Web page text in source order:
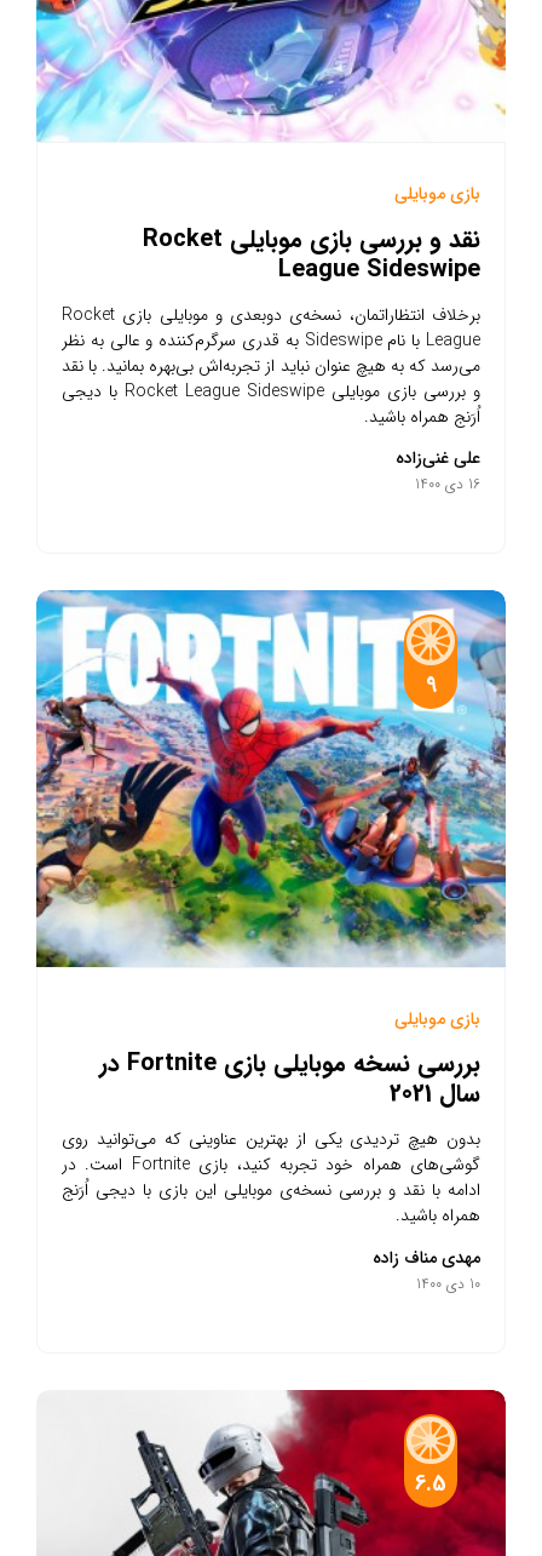
بازی موبایلی
نقد و بررسی بازی موبایلی Rocket
League Sideswipe
برخلاف انتظاراتمان، نسخه‌ی دوبعدی و موبایلی بازی Rocket
League با نام Sideswipe به قدری سرگرم‌کننده و عالی به نظر
می‌رسد که به هیچ عنوان نباید از تجربه‌اش بی‌بهره بمانید. با نقد
و بررسی بازی موبایلی Rocket League Sideswipe با دیجی
اُرَنج همراه باشید.
علی غنی‌زاده
16 دی 1400
9
بازی موبایلی
بررسی نسخه موبایلی بازی Fortnite در
سال 2021
بدون هیچ تردیدی یکی از بهترین عناوینی که می‌توانید روی
گوشی‌های همراه خود تجربه کنید، بازی Fortnite است. در
ادامه با نقد و بررسی نسخه‌ی موبایلی این بازی با دیجی اُرَنج
همراه باشید.
مهدی مناف زاده
10 دی 1400
6.5